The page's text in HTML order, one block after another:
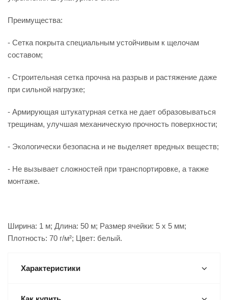
Преимущества:
- Сетка покрыта специальным устойчивым к щелочам
составом;
- Строительная сетка прочна на разрыв и растяжение даже
при сильной нагрузке;
- Армирующая штукатурная сетка не дает образовываться
трещинам, улучшая механическую прочность поверхности;
- Экологически безопасна и не выделяет вредных веществ;
- Не вызывает сложностей при транспортировке, а также
монтаже.
Ширина: 1 м; Длина: 50 м; Размер ячейки: 5 x 5 мм;
Плотность: 70 г/м²; Цвет: белый.
Характеристики